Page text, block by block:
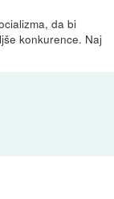
da bi
konkurence. Naj